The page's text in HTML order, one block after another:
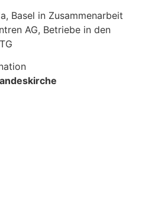
Basel in Zusammenarbeit
AG, Betriebe in den